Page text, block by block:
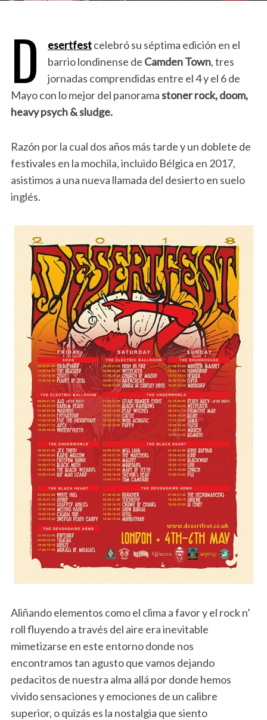
D esertfestcelebró su séptima edición en el
barrio londinense de Camden Town, tres
jornadas comprendidas entre el 4 y el 6 de
Mayo con lo mejor del panoramastoner rock, doom,
heavy psych & sludge.
Razón por la cual dos años más tarde y un doblete de
festivales en la mochila, incluido Bélgica en 2017,
asistimos a una nueva llamada del desierto en suelo
inglés.
Aliñando elementos como el clima a favor y el rock n’
roll fluyendo a través del aire era inevitable
mimetizarse en este entorno donde nos
encontramos tan agusto que vamos dejando
pedacitos de nuestra alma allá por donde hemos
vivido sensaciones y emociones de un calibre
superior, o quizás es la nostalgia que siento